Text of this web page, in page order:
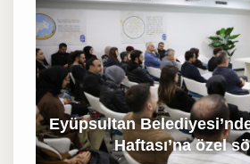
Eyüpsultan
Haftası’na özel